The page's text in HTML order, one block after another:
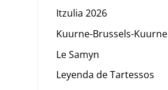
Itzulia 2026
Kuurne-Brussels-Kuurne
Le Samyn
Leyenda de Tartessos